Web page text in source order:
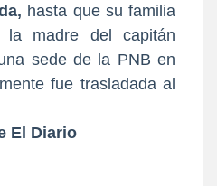
hasta que su familia
la madre del capitán
sede de la PNB en
fue trasladada al
El Diario